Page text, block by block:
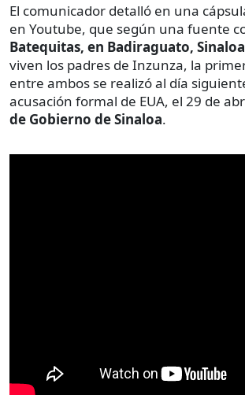
El comunicador detalló en una
en Youtube, que según una fuente
Batequitas, en Badiraguato, Sinaloa
viven los padres de Inzunza, la
entre ambos se realizó al día
acusación formal de EUA, el 29 de
de Gobierno de Sinaloa.